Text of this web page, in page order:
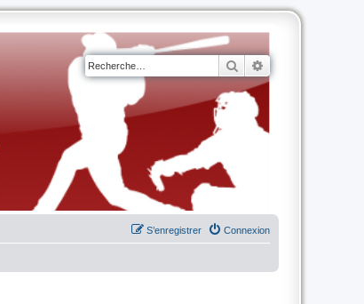
Rechercher
Connexion
S’enregistrer